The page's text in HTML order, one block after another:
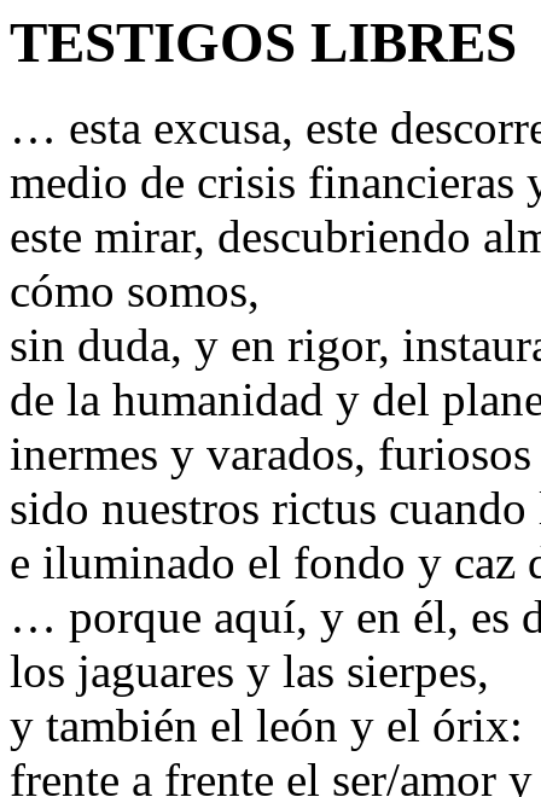
TESTIGOS LIBRES
… esta excusa, este
medio de crisis financieras
este mirar, descubriendo
cómo somos,
sin duda, y en rigor,
de la humanidad y del
inermes y varados,
sido nuestros rictus
e iluminado el fondo y caz
… porque aquí, y en él, es
los jaguares y las sierpes,
y también el león y el órix:
frente a frente el ser/amor